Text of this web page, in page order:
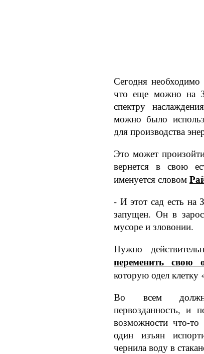
Сегодня необходимо
что еще можно на
спектру
можно было
для производства
Это может
вернется в свою
именуется словом
- И этот сад есть на
запущен. Он в
мусоре и зловонии.
Нужно
переменить свою
которую одел клетку
Во всем
первозданность, и
возможности что-
один изъян
чернила воду в